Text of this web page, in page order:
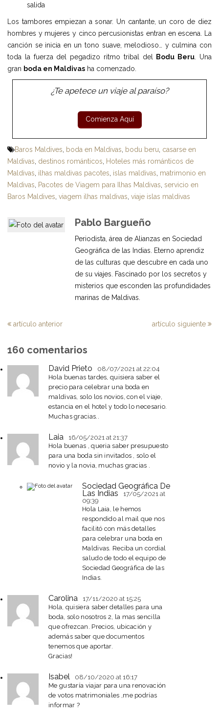
salida
Los tambores empiezan a sonar. Un cantante, un coro de diez
hombres y mujeres y cinco percusionistas entran en escena. La
canción se inicia en un tono suave, melodioso… y culmina con
toda la fuerza del pegadizo ritmo tribal del
Bodu Beru . Una
gran boda en Maldivas ha comenzado.
¿Te apetece un viaje al paraíso?
Baros Maldives boda en Maldivas bodu beru casarse en
Maldivas destinos románticos
Hoteles más románticos de
Maldivas ilhas maldivas pacotes islas maldivas matrimonio en
Maldivas
Pacotes de Viagem para Ilhas Maldivas servicio en
Baros Maldives viagem ilhas maldivas viaje islas maldivas
Pablo Bargueño
Periodista, área de Alianzas en Sociedad
Geográfica de las Indias. Eterno aprendiz
de las culturas que descubre en cada uno
de su viajes. Fascinado por los secretos y
misterios que esconden las profundidades
marinas de Maldivas.
artículo anterior artículo siguiente
160 comentarios
David Prieto 08/07/2021 at 22:04
Hola buenas tardes, quisiera saber el
precio para celebrar una boda en
maldivas, solo los novios, con el viaje,
estancia en el hotel y todo lo necesario.
Muchas gracias..
Laia 16/05/2021 at 21:37
Hola buenas , queria saber presupuesto
para una boda sin invitados , solo el
novio y la novia, muchas gracias .
Sociedad Geográfica De
Las Indias 17/05/2021 at
09:39
Hola Laia, le hemos
respondido al mail que nos
facilitó con más detalles
para celebrar una boda en
Maldivas. Reciba un cordial
saludo de todo el equipo de
Sociedad Geográfica de las
Indias.
Carolina 17/11/2020 at 15:25
Hola, quisiera saber detalles para una
boda, solo nosotros 2, la mas sencilla
que ofrezcan. Precios, ubicación y
además saber que documentos
tenemos que aportar.
Gracias!
Isabel 08/10/2020 at 16:17
Me gustaría viajar para una renovación
de votos matrimoniales ,me podrías
informar ?